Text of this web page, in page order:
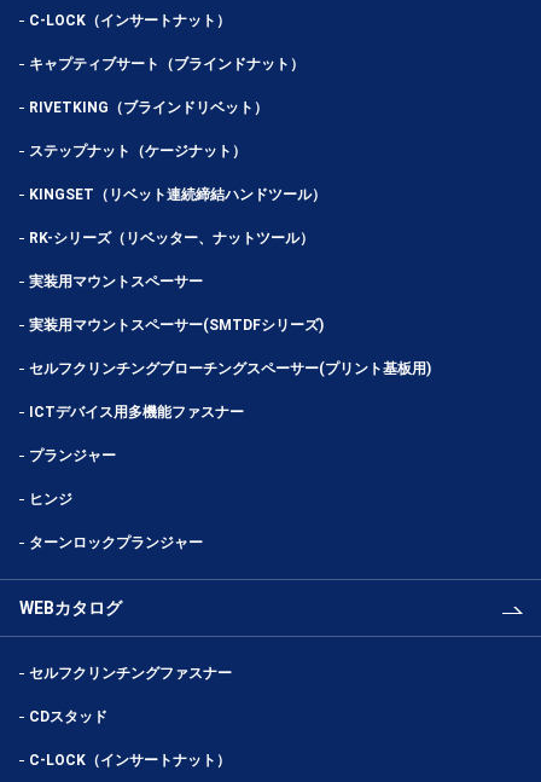
C-LOCK（インサートナット）
キャプティブサート（ブラインドナット）
RIVETKING（ブラインドリベット）
ステップナット（ケージナット）
KINGSET（リベット連続締結ハンドツール）
RK-シリーズ（リベッター、ナットツール）
実装用マウントスペーサー
実装用マウントスペーサー(SMTDFシリーズ)
セルフクリンチングブローチングスペーサー(プリント基板用)
ICTデバイス用多機能ファスナー
プランジャー
ヒンジ
ターンロックプランジャー
WEBカタログ
セルフクリンチングファスナー
CDスタッド
C-LOCK（インサートナット）